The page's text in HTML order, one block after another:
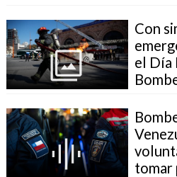
Con
el Día
tomar